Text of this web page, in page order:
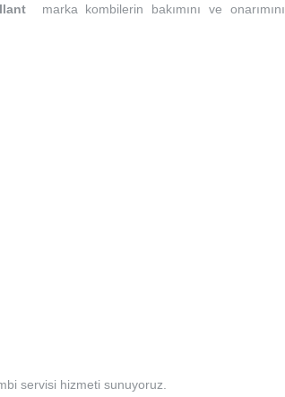
marka kombilerin bakımını ve onarımını
servisi hizmeti sunuyoruz.